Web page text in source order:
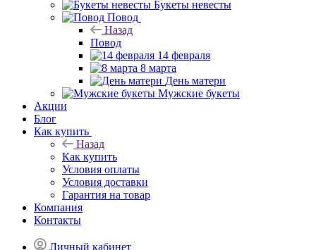
Букеты невесты
Повод
Назад
Повод
14 февраля
8 марта
День матери
Мужские букеты
Акции
Блог
Как купить
Назад
Как купить
Условия оплаты
Условия доставки
Гарантия на товар
Компания
Контакты
Личный кабинет